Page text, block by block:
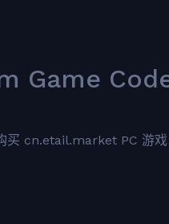
Game
买 cn.etail.market PC 游戏